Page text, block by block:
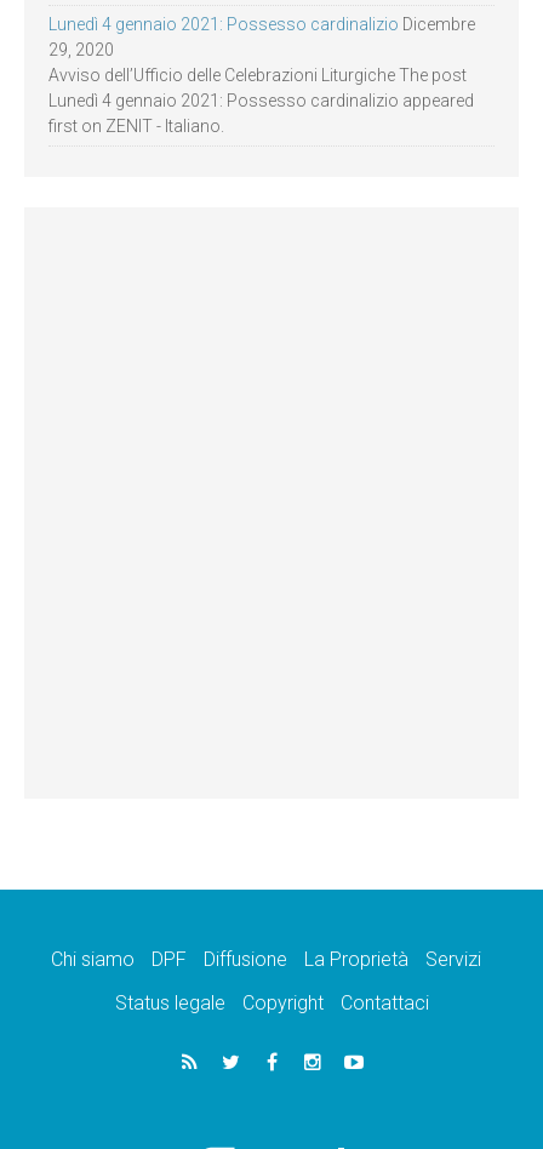
Lunedì 4 gennaio 2021: Possesso cardinalizio Dicembre
29, 2020
Avviso dell’Ufficio delle Celebrazioni Liturgiche The post
Lunedì 4 gennaio 2021: Possesso cardinalizio appeared
first on ZENIT - Italiano.
Chi siamo DPF Diffusione La Proprietà
Servizi
Status legale
Copyright Contattaci